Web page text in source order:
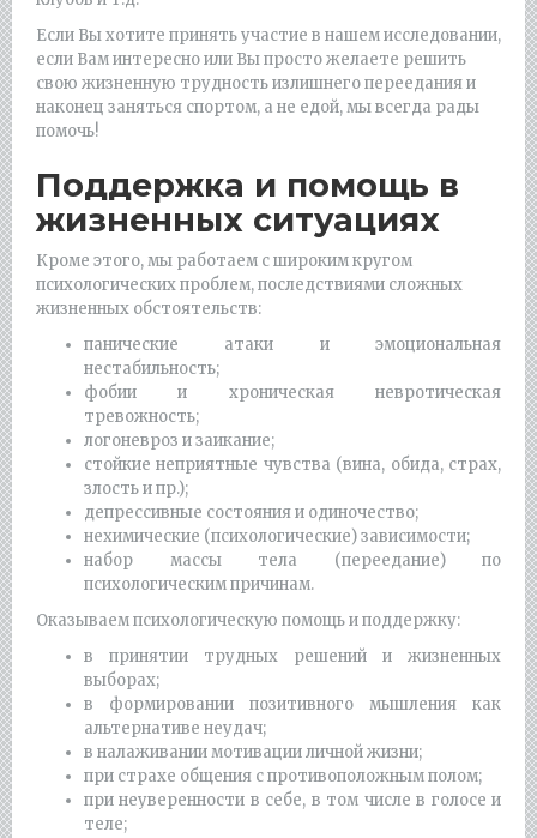
Если Вы хотите принять участие в нашем исследовании,
если Вам интересно или Вы просто желаете решить
свою жизненную трудность излишнего переедания и
наконец заняться спортом, а не едой, мы всегда рады
помочь!
Поддержка и помощь в
жизненных ситуациях
Кроме этого, мы работаем с широким кругом
психологических проблем, последствиями сложных
жизненных обстоятельств:
панические атаки и эмоциональная
нестабильность;
фобии и хроническая невротическая
тревожность;
логоневроз и заикание;
стойкие неприятные чувства (вина, обида, страх,
злость и пр.);
депрессивные состояния и одиночество;
нехимические (психологические) зависимости;
набор массы тела (переедание) по
психологическим причинам.
Оказываем психологическую помощь и поддержку:
в принятии трудных решений и жизненных
выборах;
в формировании позитивного мышления как
альтернативе неудач;
в налаживании мотивации личной жизни;
при страхе общения с противоположным полом;
при неуверенности в себе, в том числе в голосе и
теле;